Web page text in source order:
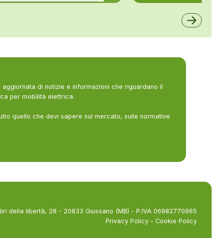
di notizie e informazioni che riguardano il
per mobilità elettrica.
quello che devi sapere sul mercato, sulle normative
della libertà, 28 - 20833 Giussano (MB) - P.IVA 06982770965
Privacy Policy - Cookie Policy